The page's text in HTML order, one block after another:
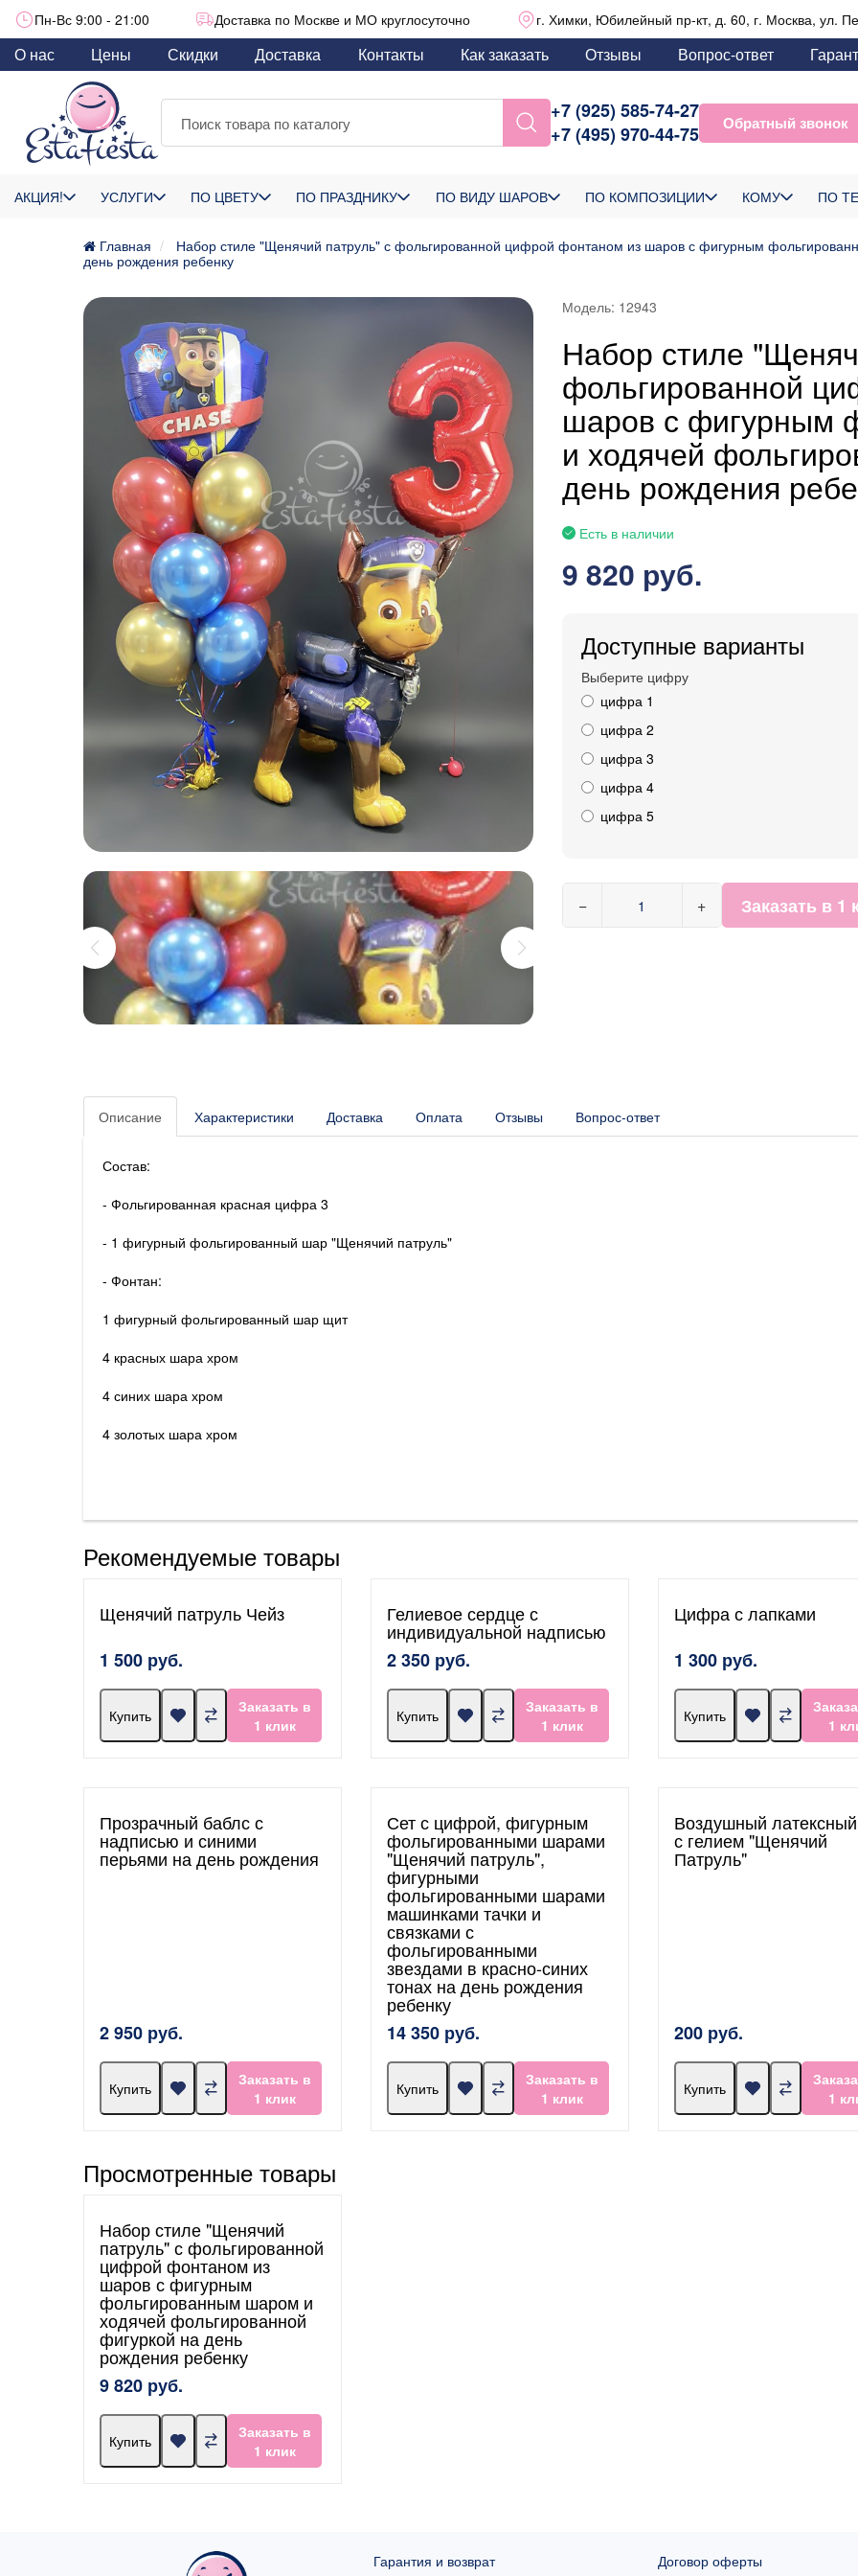
Пн-Вс 9:00 - 21:00 Доставка по Москве и МО круглосуточно г. Химки, Юбилейный пр-кт, д. 60, г. Москва, ул.
О нас Цены Скидки Доставка Контакты Как заказать Отзывы Вопрос-ответ
+7 (925) 585-74-27
+7 (495) 970-44-75
Обратный звонок
АКЦИЯ! УСЛУГИ ПО ЦВЕТУ ПО ПРАЗДНИКУ ПО ВИДУ ШАРОВ ПО КОМПОЗИЦИИ КОМУ ПО
Главная
Набор стиле "Щенячий патруль" с фольгированной цифрой фонтаном из шаров с фигурным
день рождения ребенку
Модель: 12943
Набор стиле
фольгированной
шаров с фигурным
и ходячей
день рождения
Есть в наличии
9 820 руб.
Доступные варианты
Выберите цифру
цифра 1
цифра 2
цифра 3
цифра 4
цифра 5
− + Заказать в 1
Описание Характеристики Доставка Оплата Отзывы Вопрос-ответ
Состав:
- Фольгированная красная цифра 3
- 1 фигурный фольгированный шар "Щенячий патруль"
- Фонтан:
1 фигурный фольгированный шар щит
4 красных шара хром
4 синих шара хром
4 золотых шара хром
Рекомендуемые товары
Щенячий патруль Чейз
1 500 руб.
Купить
Заказать в
1 клик
Гелиевое сердце с
индивидуальной надписью
2 350 руб.
Купить
Заказать в
1 клик
Цифра с лапками
1 300 руб.
Купить
1
Прозрачный баблс с
надписью и синими
перьями на день рождения
2 950 руб.
Купить
Заказать в
1 клик
Сет с цифрой, фигурным
фольгированными шарами
"Щенячий патруль",
фигурными
фольгированными шарами
машинками тачки и
связками с
фольгированными
звездами в красно-синих
тонах на день рождения
ребенку
14 350 руб.
Купить
Заказать в
1 клик
Воздушный
с гелием "Щенячий
Патруль"
200 руб.
Купить
1
Просмотренные товары
Набор стиле "Щенячий
патруль" с фольгированной
цифрой фонтаном из
шаров с фигурным
фольгированным шаром и
ходячей фольгированной
фигуркой на день
рождения ребенку
9 820 руб.
Купить
Заказать в
1 клик
Гарантия и возврат
Договор оферты